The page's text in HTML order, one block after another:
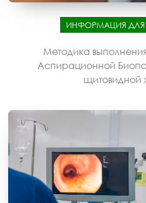
ИНФОРМАЦИЯ ДЛЯ
Методика
Аспирационной
щитовидной